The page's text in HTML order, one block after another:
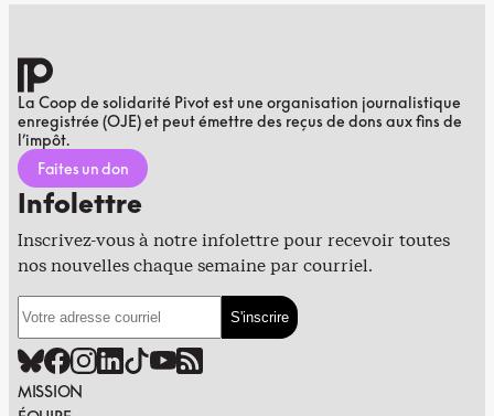
La Coop de solidarité Pivot est une organisation journalistique
enregistrée (OJE) et peut émettre des reçus de dons aux fins de
l’impôt.
Faites un don
Infolettre
Inscrivez-vous à notre infolettre pour recevoir toutes
nos nouvelles chaque semaine par courriel.
MISSION